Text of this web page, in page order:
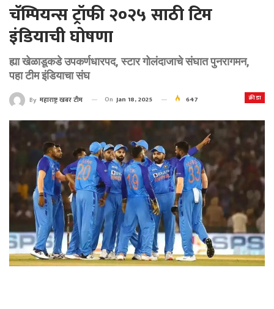
चॅम्पियन्स ट्रॉफी २०२५ साठी टिम
इंडियाची घोषणा
ह्या खेळाडूकडे उपकर्णधारपद, स्टार गोलंदाजाचे संघात पुनरागमन,
पहा टीम इंडियाचा संघ
क्रीडा
By महाराष्ट्र खबर टीम On Jan 18, 2025 647